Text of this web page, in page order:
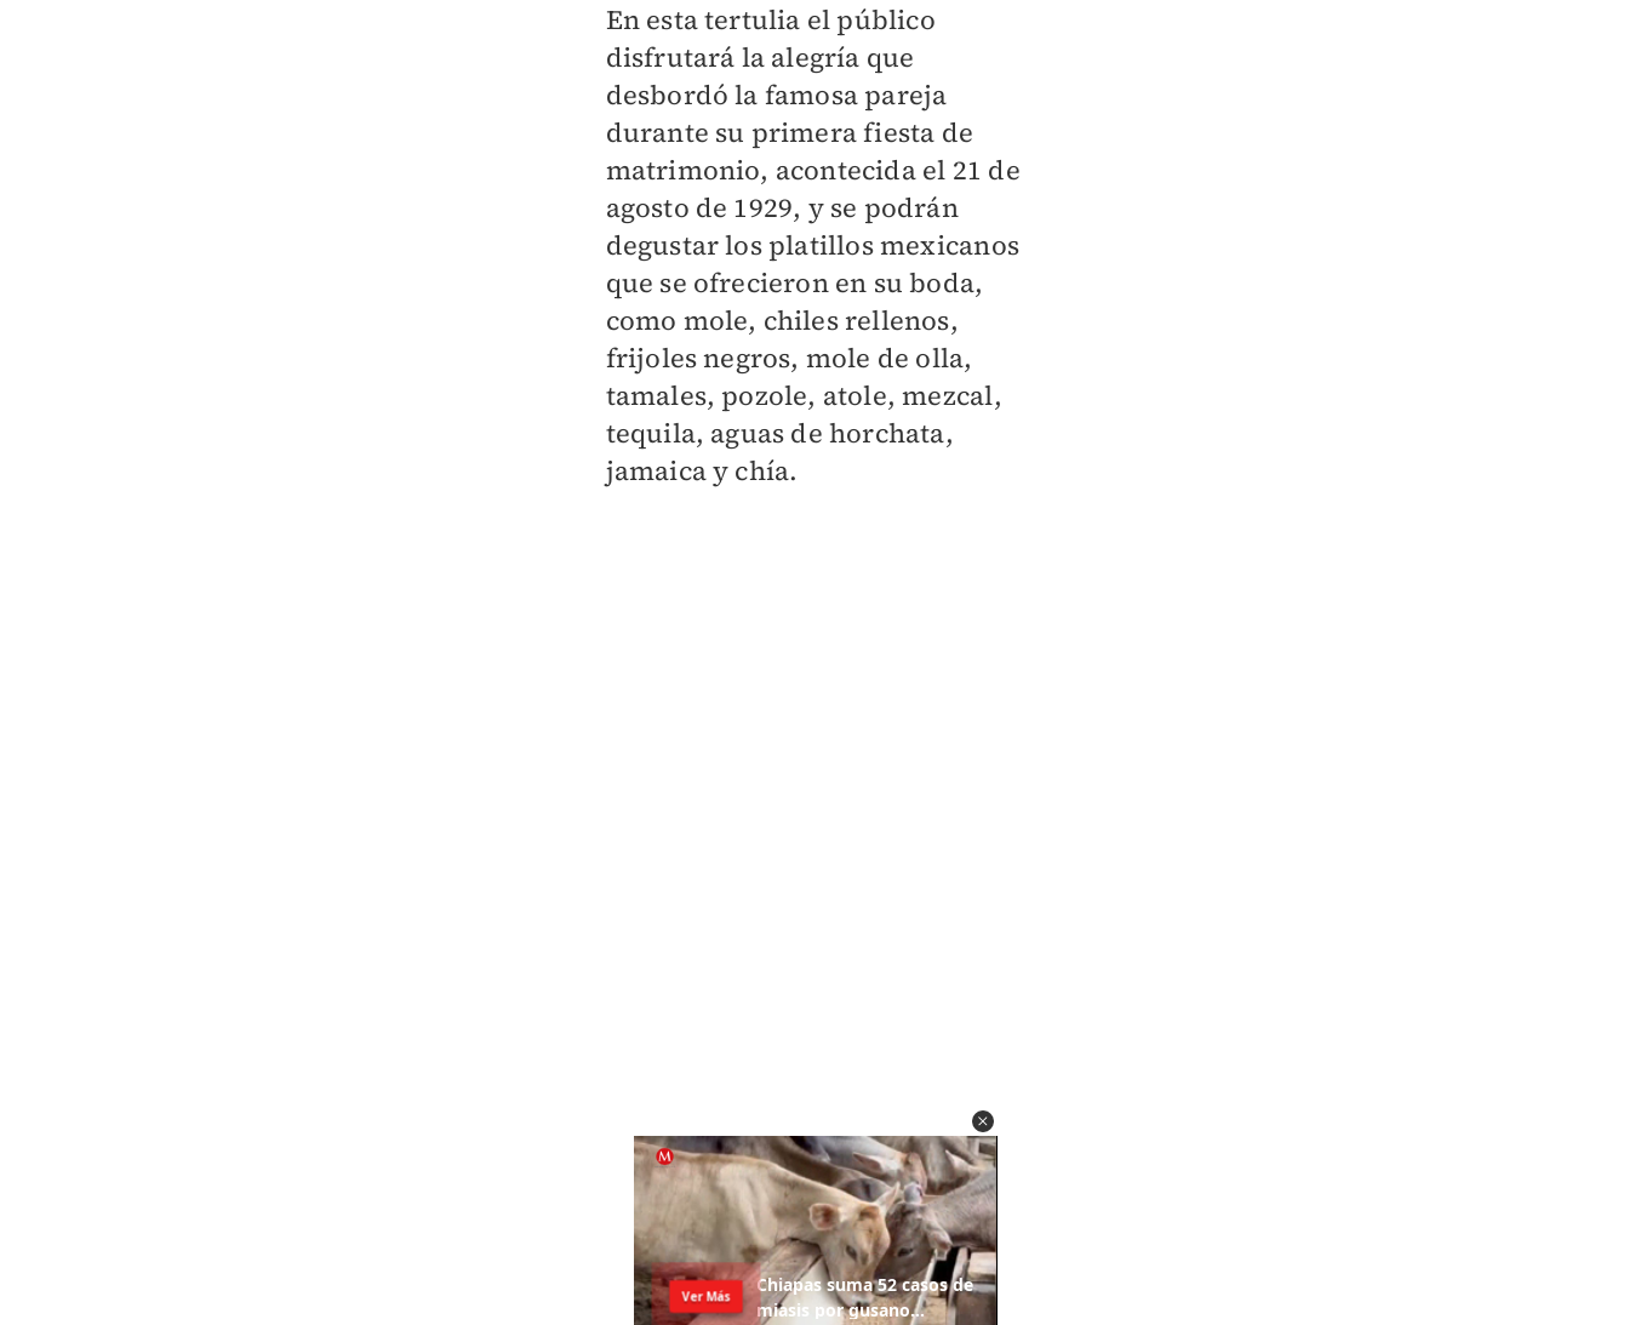
En esta tertulia el público
disfrutará la alegría que
desbordó la famosa pareja
durante su primera fiesta de
matrimonio, acontecida el 21 de
agosto de 1929, y se podrán
degustar los platillos mexicanos
que se ofrecieron en su boda,
como mole, chiles rellenos,
frijoles negros, mole de olla,
tamales, pozole, atole, mezcal,
tequila, aguas de horchata,
jamaica y chía.